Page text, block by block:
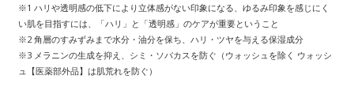
※1 ハリや透明感の低下により立体感がない印象になる、ゆるみ印象を感じにく
い肌を目指すには、「ハリ」と「透明感」のケアが重要ということ
※2 角層のすみずみまで水分・油分を保ち、ハリ・ツヤを与える保湿成分
※3 メラニンの生成を抑え、シミ・ソバカスを防ぐ（ウォッシュを除く ウォッシ
ュ【医薬部外品】は肌荒れを防ぐ）